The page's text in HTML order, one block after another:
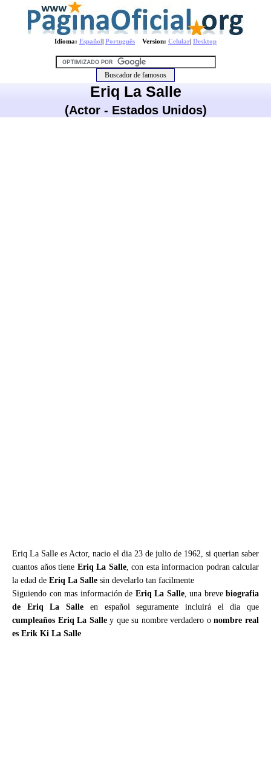
Idioma: Español| Português Version: Celular| Desktop
Eriq La Salle
(Actor - Estados Unidos)
Eriq La Salle es Actor, nacio el dia 23 de julio de 1962, si querian saber
cuantos años tiene Eriq La Salle, con esta informacion podran calcular
la edad de Eriq La Salle sin develarlo tan facilmente
Siguiendo con mas información de Eriq La Salle, una breve biografia
de Eriq La Salle en español seguramente incluirá el dia que
cumpleaños Eriq La Salley que su nombre verdadero onombre real
es Erik Ki La Salle